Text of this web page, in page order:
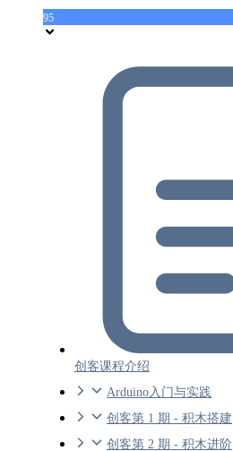
95
创客课程介绍
Arduino入门与实践
创客第 1 期 - 积木搭建
创客第 2 期 - 积木进阶